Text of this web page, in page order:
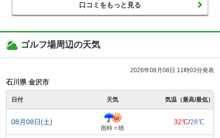
口コミをもっと見る
ゴルフ場周辺の天気
2026年08月08日 11時03分発表
石川県 金沢市
日付 天気 気温（最高/最低）
08月08日(土)
雨時々晴
32℃/28℃